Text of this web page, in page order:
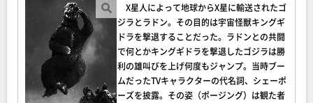
X星人によって地球からX星に輸送されたゴ
ジラとラドン。その目的は宇宙怪獣キングギ
ドラを撃退することだった。ラドンとの共闘
で何とかキングギドラを撃退したゴジラは勝
利の雄叫びを上げ何度もジャンプ。当時ブー
ムだったTVキャラクターの代名詞、シェーポ
ーズを披露。その姿（ポージング）は観た者